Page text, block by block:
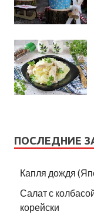
ПОСЛЕДНИЕ
Капля дождя
Салат с
корейски